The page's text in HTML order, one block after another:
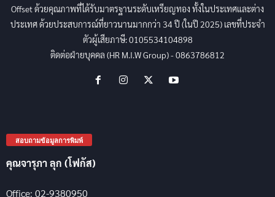
Offset ด้วยคุณภาพที่ได้รับมาตรฐานระดับเหรียญทอง ทั้งในประเทศและต่าง
ประเทศ ด้วยประสบการณ์ที่ยาวนานมากกว่า 34 ปี (ในปี 2025) เลขที่ประจำ
ตัวผู้เสียภาษี: 0105534104898
ติดต่อฝ่ายบุคคล (HR M.I.W Group) - 0863786812
สอบถามข้อมูลการพิมพ์
คุณจารุภา ลุก (โฟกัส)
Office: 02-9380950